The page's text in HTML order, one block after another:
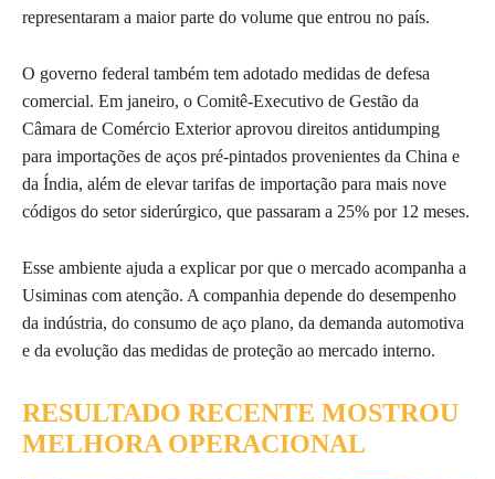
representaram a maior parte do volume que entrou no país.
O governo federal também tem adotado medidas de defesa
comercial. Em janeiro, o Comitê-Executivo de Gestão da
Câmara de Comércio Exterior aprovou direitos antidumping
para importações de aços pré-pintados provenientes da China e
da Índia, além de elevar tarifas de importação para mais nove
códigos do setor siderúrgico, que passaram a 25% por 12 meses.
Esse ambiente ajuda a explicar por que o mercado acompanha a
Usiminas com atenção. A companhia depende do desempenho
da indústria, do consumo de aço plano, da demanda automotiva
e da evolução das medidas de proteção ao mercado interno.
RESULTADO RECENTE MOSTROU
MELHORA OPERACIONAL